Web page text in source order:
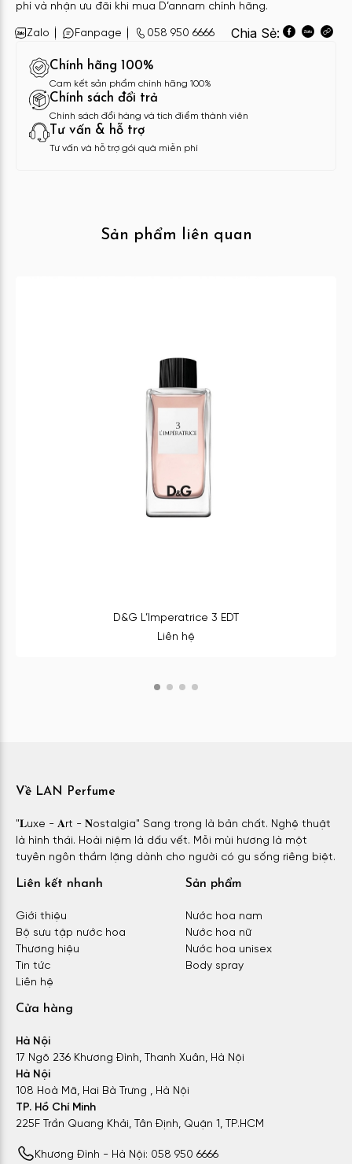
phí và nhận ưu đãi khi mua D’annam chính hãng.
Zalo Fanpage 058 950 6666 Chia Sẻ:
Chính hãng 100%
Cam kết sản phẩm chính hãng 100%
Chính sách đổi trả
Chính sách đổi hàng và tích điểm thành viên
Tư vấn & hỗ trợ
Tư vấn và hỗ trợ gói quà miễn phí
Sản phẩm liên quan
D&G L’Imperatrice 3 EDT
Liên hệ
Về LAN Perfume
"𝐋uxe - 𝐀rt - 𝐍ostalgia" Sang trọng là bản chất. Nghệ thuật
là hình thái. Hoài niệm là dấu vết. Mỗi mùi hương là một
tuyên ngôn thầm lặng dành cho người có gu sống riêng biệt.
Liên kết nhanh
Giới thiệu
Bộ sưu tập nước hoa
Thương hiệu
Tin tức
Liên hệ
Sản phẩm
Nước hoa nam
Nước hoa nữ
Nước hoa unisex
Body spray
Cửa hàng
Hà Nội
17 Ngõ 236 Khương Đình, Thanh Xuân, Hà Nội
Hà Nội
108 Hoà Mã, Hai Bà Trưng , Hà Nội
TP. Hồ Chí Minh
225F Trần Quang Khải, Tân Định, Quận 1, TP.HCM
Khương Đình - Hà Nội: 058 950 6666